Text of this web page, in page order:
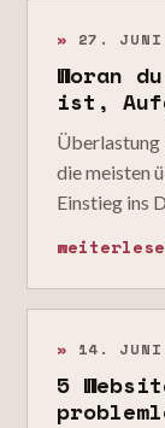
» 27. JUNI
Woran
ist,
Überlastung
die meisten
Einstieg ins
» 14. JUNI
5